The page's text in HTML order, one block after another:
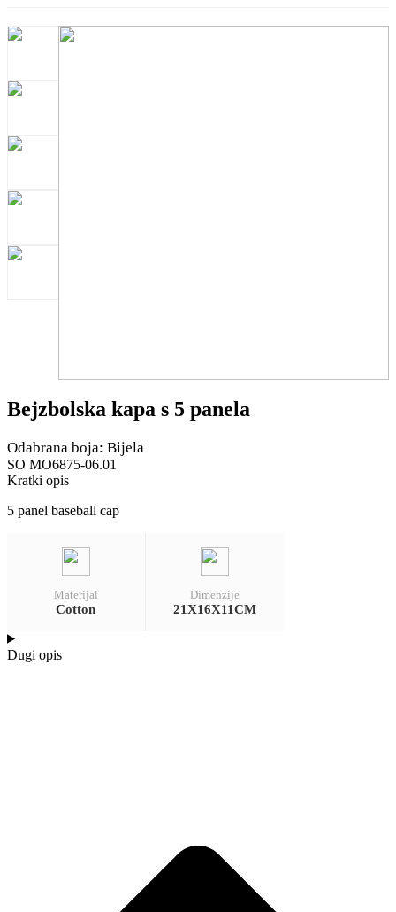
Bejzbolska kapa s 5 panela
Odabrana boja: Bijela
SO MO6875-06.01
Kratki opis
5 panel baseball cap
Materijal
Cotton
Dimenzije
21X16X11CM
Dugi opis